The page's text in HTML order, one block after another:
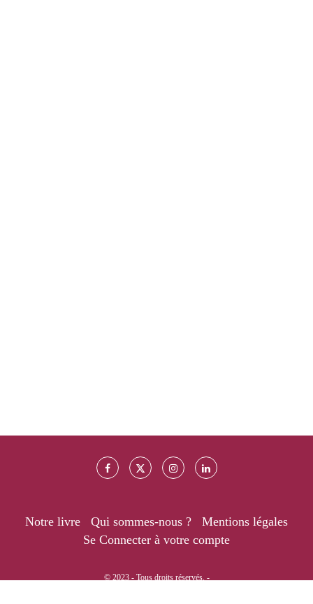
Notre livre Qui sommes-nous ?
Mentions légales
Se Connecter à votre compte
© 2023 - Tous droits réservés. -